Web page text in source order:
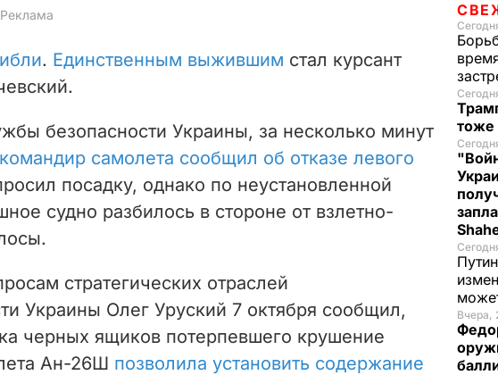
. Единственным выжившим стал курсант
безопасности Украины, за несколько минут
командир самолета сообщил об отказе левого
посадку, однако по неустановленной
судно разбилось в стороне от взлетно-
стратегических отраслей
Украины Олег Уруский 7 октября сообщил,
черных ящиков потерпевшего крушение
Ан-26Ш позволила установить содержание
тоже
Вчера,